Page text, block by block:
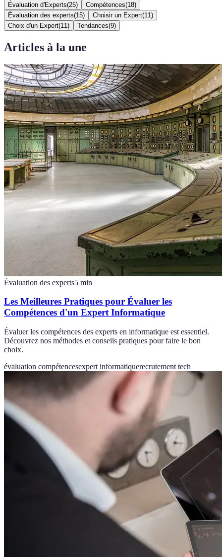
Évaluation d'Experts(25) Compétences(18)
Évaluation des experts(15) Choisir un Expert(11 )
Choix d'un Expert(11 ) Tendances(9)
Articles à la une
Évaluation des experts5 min
Les Meilleures Pratiques pour Évaluer les
Compétences d'un Expert Informatique
Évaluer les compétences des experts en informatique est essentiel.
Découvrez nos méthodes et conseils pratiques pour faire le bon
choix.
évaluation compétencesexpert informatiquerecrutement tech